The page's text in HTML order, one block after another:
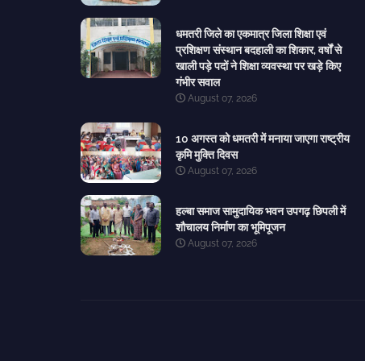
धमतरी जिले का एकमात्र जिला शिक्षा एवं
प्रशिक्षण संस्थान बदहाली का शिकार, वर्षों से
खाली पड़े पदों ने शिक्षा व्यवस्था पर खड़े किए
गंभीर सवाल
August 07, 2026
10 अगस्त को धमतरी में मनाया जाएगा राष्ट्रीय
कृमि मुक्ति दिवस
August 07, 2026
हल्बा समाज सामुदायिक भवन उपगढ़ छिपली में
शौचालय निर्माण का भूमिपूजन
August 07, 2026